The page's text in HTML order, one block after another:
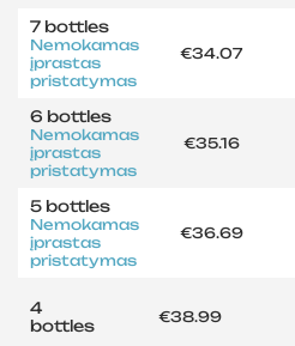
7 bottles
Nemokamas
įprastas
pristatymas
€34.07
6 bottles
Nemokamas
įprastas
pristatymas
€35.16
5 bottles
Nemokamas
įprastas
pristatymas
€36.69
4
bottles
€38.99